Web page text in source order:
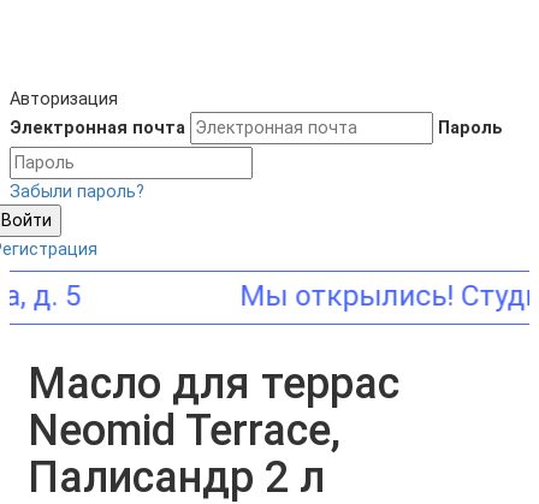
Авторизация
Электронная почта
Пароль
Забыли пароль?
Войти
Масло для террас
Neomid Terrace,
Палисандр 2 л